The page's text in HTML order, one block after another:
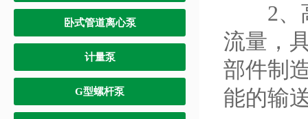
卧式管道离心泵
计量泵
G型螺杆泵
2、高
流量，
部件制
能的输